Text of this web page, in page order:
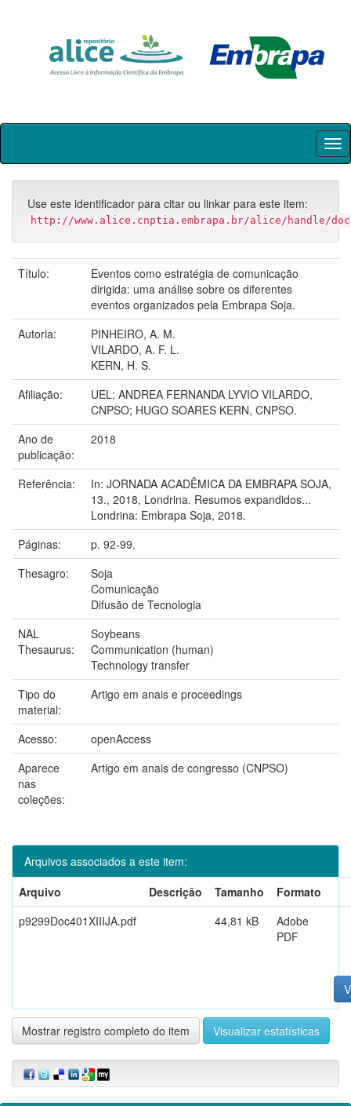
Skip
Use este identificador para citar ou linkar para este item:
http://www.alice.cnptia.embrapa.br/alice/handle/doc/
Título:
Eventos como estratégia de comunicação
dirigida: uma análise sobre os diferentes
eventos organizados pela Embrapa Soja.
Autoria:
PINHEIRO, A. M.
VILARDO, A. F. L.
KERN, H. S.
Afiliação:
UEL; ANDREA FERNANDA LYVIO VILARDO,
CNPSO; HUGO SOARES KERN, CNPSO.
Ano de
publicação:
2018
Referência:
In: JORNADA ACADÊMICA DA EMBRAPA SOJA,
13., 2018, Londrina. Resumos expandidos...
Londrina: Embrapa Soja, 2018.
Páginas:
p. 92-99.
Thesagro:
Soja
Comunicação
Difusão de Tecnologia
NAL
Thesaurus:
Soybeans
Communication (human)
Technology transfer
Tipo do
material:
Artigo em anais e proceedings
Acesso:
openAccess
Aparece
nas
coleções:
Artigo em anais de congresso (CNPSO)
Arquivos associados a este item:
Arquivo
Descrição Tamanho
Formato
p9299Doc401XIIIJA.pdf
44,81 kB
Adobe
PDF
Mostrar registro completo do item Visualizar estatísticas